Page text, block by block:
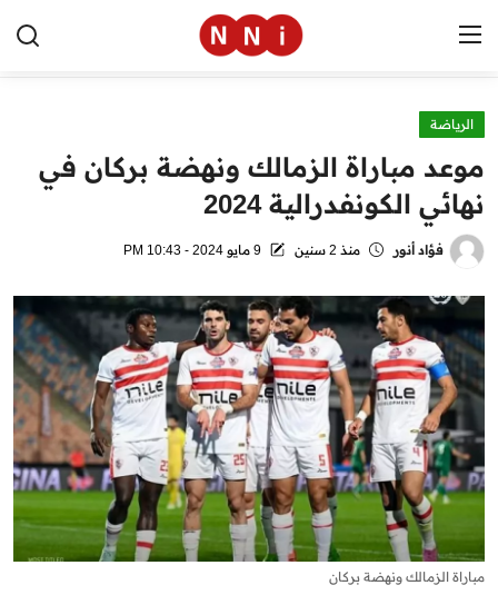
الرئيسية
اخبار مصر
العالم
مال وأعمال
تقنية
التعليم
منوعات
الرياضة
موعد مباراة الزمالك ونهضة بركان في
نهائي الكونفدرالية 2024
فؤاد أنور منذ 2 سنين 9 مايو 2024 - 10:43 PM
مباراة الزمالك ونهضة بركان